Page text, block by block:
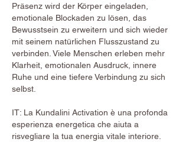
Präsenz wird der Körper eingeladen,
emotionale Blockaden zu lösen, das
Bewusstsein zu erweitern und sich wieder
mit seinem natürlichen Flusszustand zu
verbinden. Viele Menschen erleben mehr
Klarheit, emotionalen Ausdruck, innere
Ruhe und eine tiefere Verbindung zu sich
selbst.
IT: La Kundalini Activation è una profonda
esperienza energetica che aiuta a
risvegliare la tua energia vitale interiore.